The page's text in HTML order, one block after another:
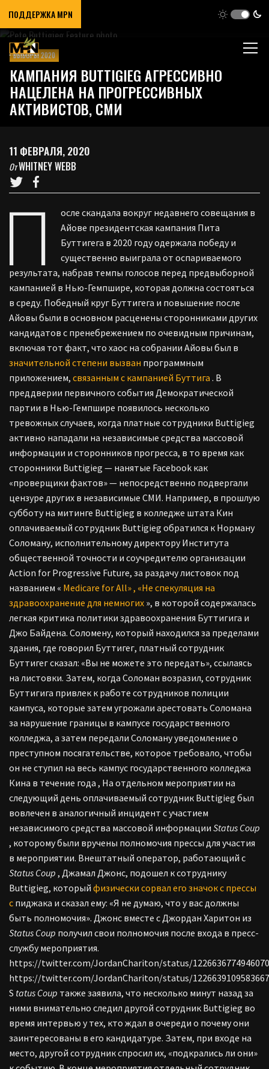
ПОДДЕРЖКА MPN
ВЫБОРЫ 2020
КАМПАНИЯ BUTTIGIEG АГРЕССИВНО
НАЦЕЛЕНА НА ПРОГРЕССИВНЫХ
АКТИВИСТОВ, СМИ
11 ФЕВРАЛЯ, 2020
ОтWHITNEY WEBB
П
осле скандала вокруг недавнего совещания в
Айове президентская кампания Пита
Буттигега в 2020 году одержала победу и
существенно выиграла от оспариваемого
результата, набрав темпы голосов перед предвыборной
кампанией в Нью-Гемпшире, которая должна состояться
в среду. Победный круг Буттигега и повышение после
Айовы были в основном расценены сторонниками других
кандидатов с пренебрежением по очевидным причинам,
включая тот факт, что хаос на собрании Айовы был в
значительной степени вызван программным
приложением, связанным с кампанией Буттига . В
преддверии первичного события Демократической
партии в Нью-Гемпшире появилось несколько
тревожных случаев, когда платные сотрудники Buttigieg
активно нападали на независимые средства массовой
информации и сторонников прогресса, в то время как
сторонники Buttigieg — нанятые Facebook как
«проверщики фактов» — непосредственно подвергали
цензуре других в независимые СМИ. Например, в прошлую
субботу на митинге Buttigieg в колледже штата Кин
оплачиваемый сотрудник Buttigieg обратился к Норману
Соломану, исполнительному директору Института
общественной точности и соучредителю организации
Action for Progressive Future, за раздачу листовок под
названием « Medicare for All» , «Не спекуляция на
здравоохранение для немногих », в которой содержалась
легкая критика политики здравоохранения Буттигига и
Джо Байдена. Соломену, который находился за пределами
здания, где говорил Буттигег, платный сотрудник
Буттигег сказал: «Вы не можете это передать», ссылаясь
на листовки. Затем, когда Соломан возразил, сотрудник
Буттигига привлек к работе сотрудников полиции
кампуса, которые затем угрожали арестовать Соломана
за нарушение границы в кампусе государственного
колледжа, а затем передали Соломану уведомление о
преступном посягательстве, которое требовало, чтобы
он не ступил на весь кампус государственного колледжа
Кина в течение года , На отдельном мероприятии на
следующий день оплачиваемый сотрудник Buttigieg был
вовлечен в аналогичный инцидент с участием
независимого средства массовой информации Status Coup
, которому были вручены полномочия прессы для участия
в мероприятии. Внештатный оператор, работающий с
Status Coup , Джамал Джонс, подошел к сотруднику
Buttigieg, который физически сорвал его значок с прессы
с пиджака и сказал ему: «Я не думаю, что у вас должны
быть полномочия». Джонс вместе с Джордан Харитон из
Status Coup получил свои полномочия после входа в пресс-
службу мероприятия.
https://twitter.com/JordanChariton/status/
https://twitter.com/JordanChariton/status/
S tatus Coup также заявила, что несколько минут назад за
ними внимательно следил другой сотрудник Buttigieg во
время интервью у тех, кто ждал в очереди о почему они
заинтересованы в его кандидатуре. Затем, при входе на
место, другой сотрудник спросил их, «подкрались ли они»